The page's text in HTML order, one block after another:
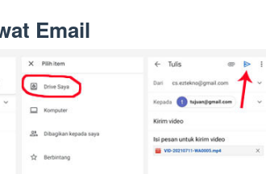
Email